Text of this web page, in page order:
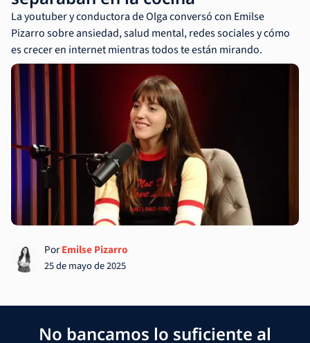
La youtuber y conductora de Olga conversó con Emilse
Pizarro sobre ansiedad, salud mental, redes sociales y cómo
es crecer en internet mientras todos te están mirando.
PorEmilse Pizarro
25 de mayo de 2025
No bancamos lo suficiente al